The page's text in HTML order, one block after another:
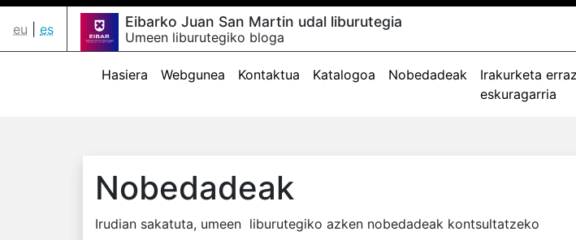
eu es Eibarko Juan San Martin udal liburutegia
Umeen liburutegiko bloga
Hasiera Webgunea Kontaktua Katalogoa Nobedadeak
Irakurketa
eskuragarria
Nobedadeak
Irudian sakatuta, umeen liburutegiko azken nobedadeak kontsultatzeko